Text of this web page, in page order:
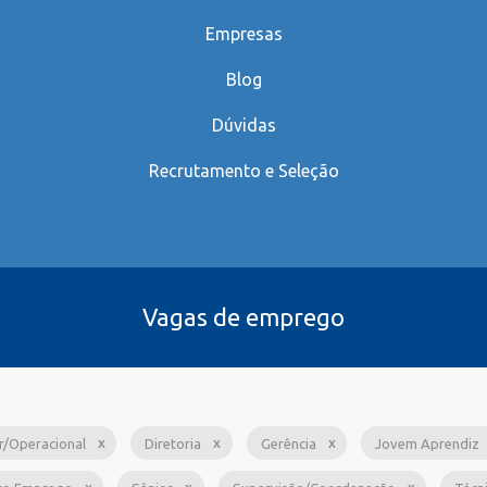
Empresas
Blog
Dúvidas
Recrutamento e Seleção
Vagas de emprego
Operacional Diretoria Gerência Jovem Aprendiz